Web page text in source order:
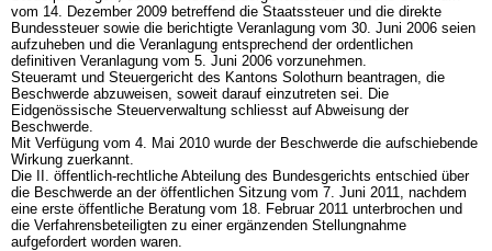
vom 14. Dezember 2009 betreffend die Staatssteuer und die direkte
Bundessteuer sowie die berichtigte Veranlagung vom 30. Juni 2006 seien
aufzuheben und die Veranlagung entsprechend der ordentlichen
definitiven Veranlagung vom 5. Juni 2006 vorzunehmen.
Steueramt und Steuergericht des Kantons Solothurn beantragen, die
Beschwerde abzuweisen, soweit darauf einzutreten sei. Die
Eidgenössische Steuerverwaltung schliesst auf Abweisung der
Beschwerde.
Mit Verfügung vom 4. Mai 2010 wurde der Beschwerde die aufschiebende
Wirkung zuerkannt.
Die II. öffentlich-rechtliche Abteilung des Bundesgerichts entschied über
die Beschwerde an der öffentlichen Sitzung vom 7. Juni 2011, nachdem
eine erste öffentliche Beratung vom 18. Februar 2011 unterbrochen und
die Verfahrensbeteiligten zu einer ergänzenden Stellungnahme
aufgefordert worden waren.